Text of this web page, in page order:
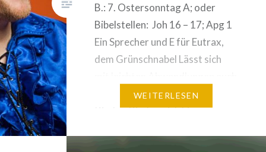
B.: 7. Ostersonntag A; oder
Bibelstellen: Joh 16 – 17; Apg 1
Ein Sprecher und E für Eutrax,
dem Grünschnabel Lässt sich
mit 2 Menschen spielen. E
Kinder, Kinder – ich bin so
Tage. 7 mal werden wir noch
WEITERLESEN